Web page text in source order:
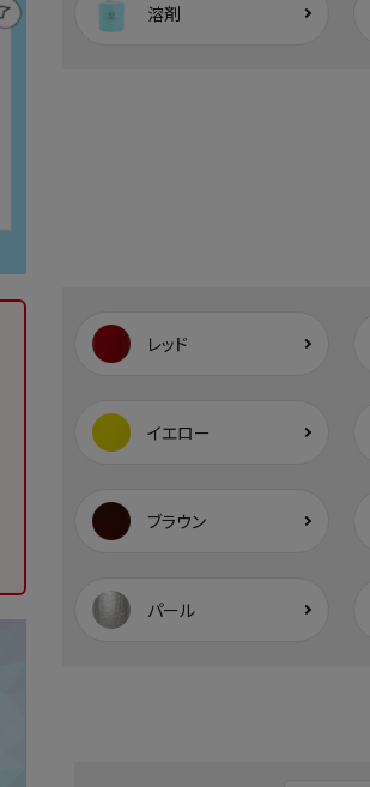
溶剤
レッド
イエロー
ブラウン
パール